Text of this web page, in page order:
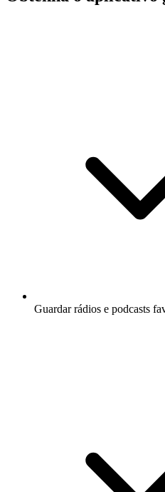
Guardar rádios e podcasts